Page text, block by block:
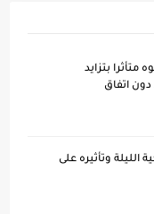
متأثرا بتزايد
دون اتفاق
الليلة وتأُثيره على